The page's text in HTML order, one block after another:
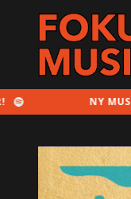
NY MUSIK VARJE